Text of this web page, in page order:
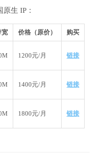
生 IP：
宽 价格（原价） 购买
1200元/月 链接
1400元/月 链接
1800元/月 链接